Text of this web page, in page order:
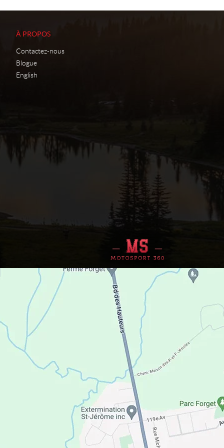
À PROPOS
Contactez-nous
Blogue
English